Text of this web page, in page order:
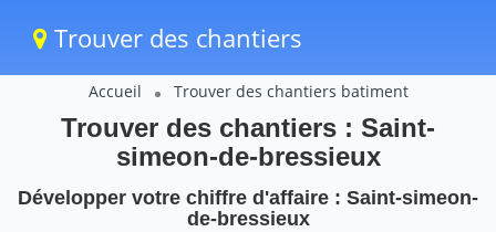
Trouver des chantiers
Accueil Trouver des chantiers batiment
Trouver des chantiers : Saint-
simeon-de-bressieux
Développer votre chiffre d'affaire : Saint-simeon-
de-bressieux